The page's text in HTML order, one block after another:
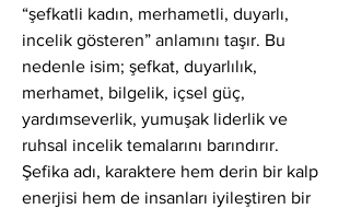
“şefkatli kadın, merhametli, duyarlı,
incelik gösteren” anlamını taşır. Bu
nedenle isim; şefkat, duyarlılık,
merhamet, bilgelik, içsel güç,
yardımseverlik, yumuşak liderlik ve
ruhsal incelik temalarını barındırır.
Şefika adı, karaktere hem derin bir kalp
enerjisi hem de insanları iyileştiren bir